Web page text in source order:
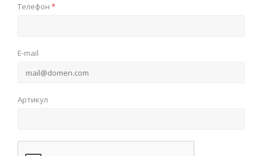
Телефон *
E-mail
Артикул